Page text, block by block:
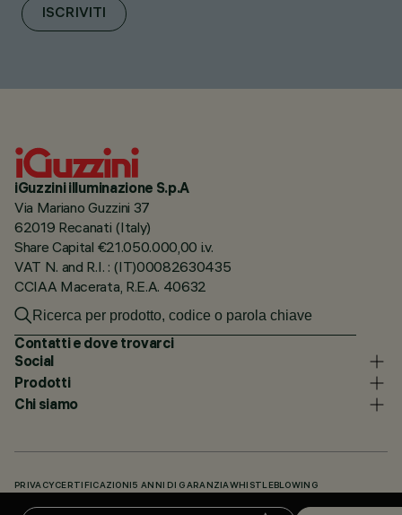
ISCRIVITI
iGuzzini illuminazione S.p.A
Via Mariano Guzzini 37
62019 Recanati (Italy)
Share Capital €21.050.000,00 i.v.
VAT N. and R.I. : (IT)00082630435
CCIAA Macerata, R.E.A. 40632
Contatti e dove trovarci
Social
Prodotti
Chi siamo
PRIVACY CERTIFICAZIONI 5 ANNI DI GARANZIAWHISTLEBLOWING